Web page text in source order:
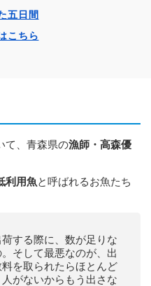
五日間
こちら
て、青森県の漁師・高森優
利用魚と呼ばれるお魚たち
する際に、数が足りな
そして最悪なのが、出
を取られたらほとんど
がないからもう出さな